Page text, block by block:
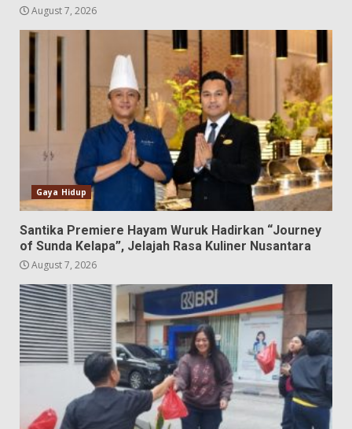
August 7, 2026
Gaya Hidup
Santika Premiere Hayam Wuruk Hadirkan “Journey
of Sunda Kelapa”, Jelajah Rasa Kuliner Nusantara
August 7, 2026